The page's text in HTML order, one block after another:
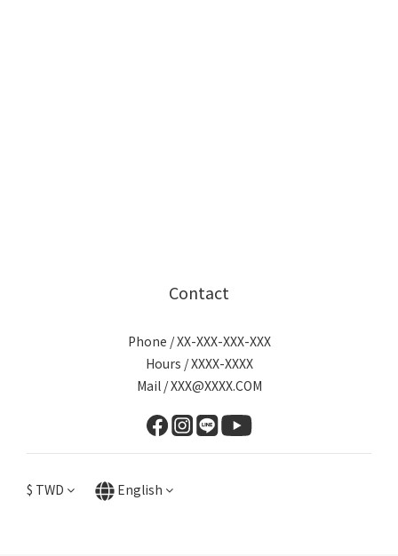
Contact
Phone / XX-XXX-XXX-XXX
Hours / XXXX-XXXX
Mail / XXX@XXXX.COM
$ TWD English